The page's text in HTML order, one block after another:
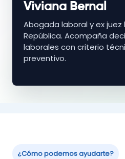
Viviana Bernal
Abogada laboral y ex juez
República. Acompaña
laborales con criterio
preventivo.
¿Cómo podemos ayudarte?